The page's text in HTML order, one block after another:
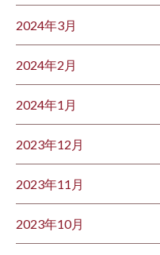
2024年3月
2024年2月
2024年1月
2023年12月
2023年11月
2023年10月